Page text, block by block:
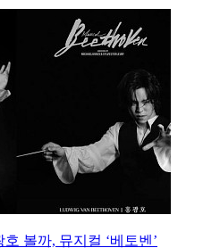
볼까, 뮤지컬 ‘베토벤’